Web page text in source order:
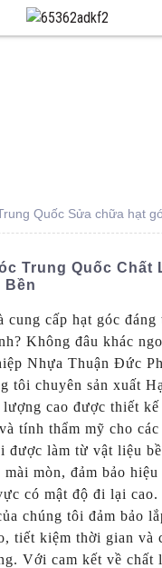
Quốc Sửa chữa hạt
Trung Quốc Chất
Bền
cung cấp hạt góc
Không đâu khác
Nhựa Thuận Đức
tôi chuyên sản xuất
cao được thiết
tính thẩm mỹ cho
được làm từ vật liệu
mài mòn, đảm bảo
có mật độ đi lại
chúng tôi đảm bảo
tiết kiệm thời gian và
Với cam kết về chất